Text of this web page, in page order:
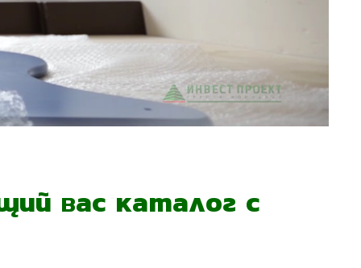
вас каталог с